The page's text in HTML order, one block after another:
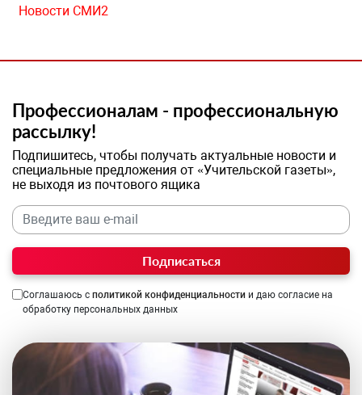
Новости СМИ2
Профессионалам - профессиональную
рассылку!
Подпишитесь, чтобы получать актуальные новости и
специальные предложения от «Учительской газеты»,
не выходя из почтового ящика
Подписаться
Соглашаюсь с политикой конфиденциальности и даю согласие на
обработку персональных данных